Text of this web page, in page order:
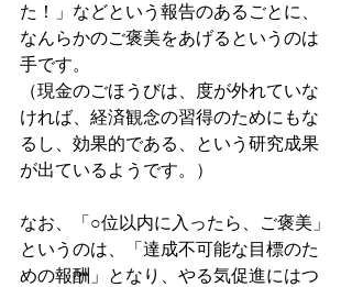
た！」などという報告のあるごとに、
なんらかのご褒美をあげるというのは
手です。
（現金のごほうびは、度が外れていな
ければ、経済観念の習得のためにもな
るし、効果的である、という研究成果
が出ているようです。）
なお、「○位以内に入ったら、ご褒美」
というのは、「達成不可能な目標のた
めの報酬」となり、やる気促進にはつ